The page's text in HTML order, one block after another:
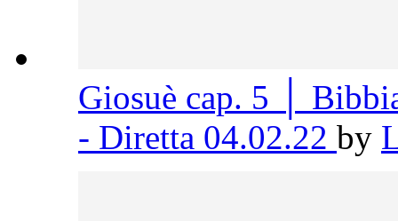
Giosuè cap. 5 │
- Diretta 04.02.22 by